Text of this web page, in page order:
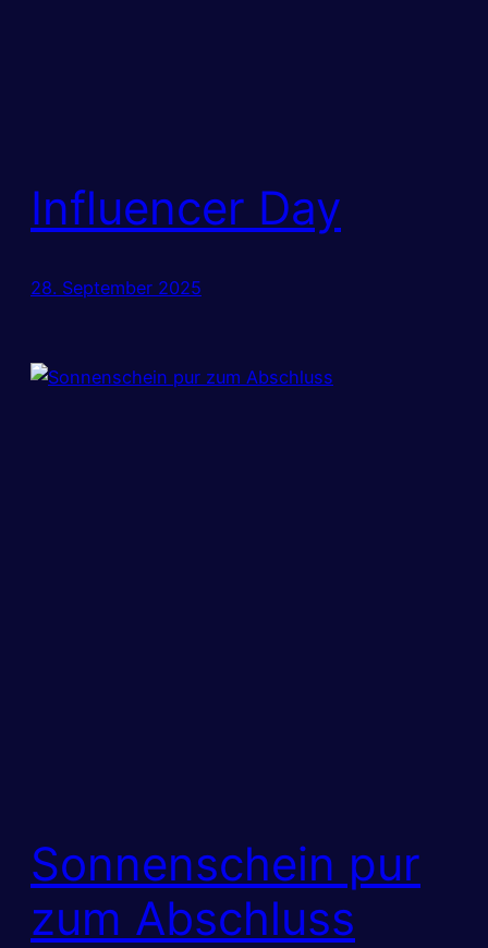
Influencer Day
28. September 2025
Sonnenschein pur
zum Abschluss